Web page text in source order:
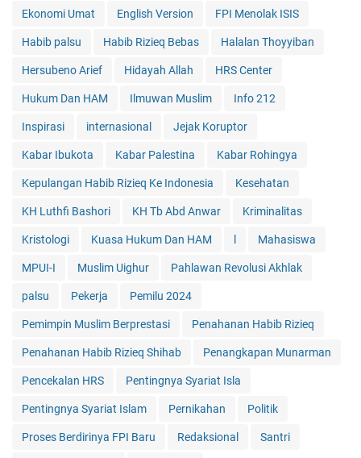
Ekonomi Umat English Version FPI Menolak ISIS
Habib palsu Habib Rizieq Bebas Halalan Thoyyiban
Hersubeno Arief Hidayah Allah HRS Center
Hukum Dan HAM Ilmuwan Muslim Info 212
Inspirasi internasional Jejak Koruptor
Kabar Ibukota Kabar Palestina Kabar Rohingya
Kepulangan Habib Rizieq Ke Indonesia Kesehatan
KH Luthfi Bashori KH Tb Abd Anwar Kriminalitas
Kristologi Kuasa Hukum Dan HAM Mahasiswa
MPUI-I Muslim Uighur Pahlawan Revolusi Akhlak
palsu Pekerja Pemilu 2024
Pemimpin Muslim Berprestasi Penahanan Habib Rizieq
Penahanan Habib Rizieq Shihab Penangkapan Munarman
Pencekalan HRS Pentingnya Syariat Isla
Pentingnya Syariat Islam Pernikahan Politik
Proses Berdirinya FPI Baru Redaksional Santri